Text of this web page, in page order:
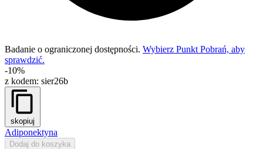
Badanie o ograniczonej dostępności. Wybierz Punkt Pobrań, aby
sprawdzić.
-10%
z kodem: sier26b
skopiuj
Adiponektyna
Dodaj do koszyka